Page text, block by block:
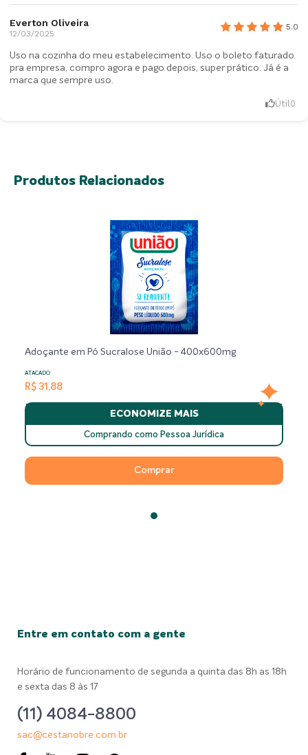
Everton Oliveira
12/03/2025
5.0
Uso na cozinha do meu estabelecimento. Uso o boleto faturado
pra empresa, compro agora e pago depois, super prático. Já é a
marca que sempre uso.
Útil 0
Produtos Relacionados
Adoçante em Pó Sucralose União - 400x600mg
ATACADO
R$ 31,88
ECONOMIZE MAIS
Comprando como Pessoa Jurídica
Comprar
Entre em contato com a gente
Horário de funcionamento de segunda a quinta das 8h as 18h
e sexta das 8 às 17
(11) 4084-8800
sac@cestanobre.com.br